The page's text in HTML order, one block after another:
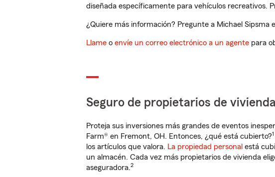
diseñada específicamente para vehículos recreativos.
¿Quiere más información? Pregunte a Michael
Llame o envíe un correo electrónico a un agente para
Seguro de propietarios de vivienda
Proteja sus inversiones más grandes de eventos
Farm® en Fremont, OH. Entonces, ¿qué está cubierto?1
los artículos que valora. La propiedad personal está
un almacén. Cada vez más propietarios de vivienda
aseguradora.2